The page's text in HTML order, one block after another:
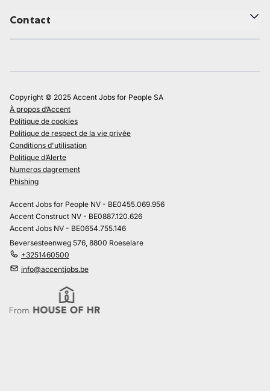
Contact
Copyright © 2025 Accent Jobs for People SA
À propos d’Accent
Politique de cookies
Politique de respect de la vie privée
Conditions d'utilisation
Politique d’Alerte
Numeros dagrement
Phishing
Accent Jobs for People NV - BE0455.069.956
Accent Construct NV - BE0887.120.626
Accent Jobs NV - BE0654.755.146
Beversesteenweg 576, 8800 Roeselare
+3251460500
info@accentjobs.be